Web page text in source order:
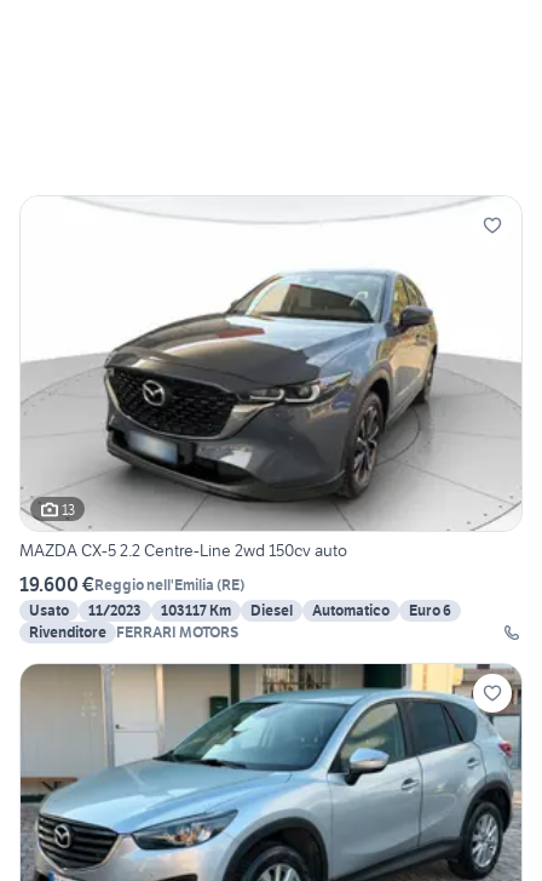
13
MAZDA CX-5 2.2 Centre-Line 2wd 150cv auto
19.600 €Reggio nell'Emilia (RE)
Usato
11/2023 103117 Km Diesel Automatico
Euro 6
Rivenditore FERRARI MOTORS